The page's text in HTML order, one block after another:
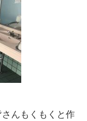
んもくもくと作